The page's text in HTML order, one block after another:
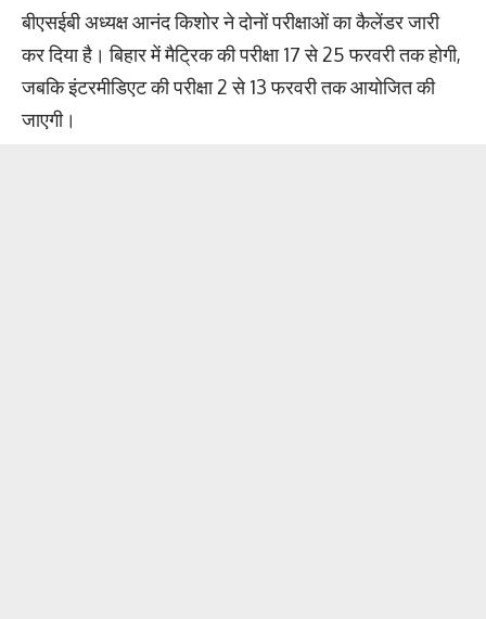
बीएसईबी अध्यक्ष आनंद किशोर ने दोनों परीक्षाओं का कैलेंडर जारी
कर दिया है। बिहार में मैट्रिक की परीक्षा 17 से 25 फरवरी तक होगी,
जबकि इंटरमीडिएट की परीक्षा 2 से 13 फरवरी तक आयोजित की
जाएगी।